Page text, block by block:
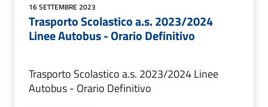
16 SETTEMBRE 2023
Trasporto Scolastico a.s. 2023/2024
Linee Autobus - Orario Definitivo
Trasporto Scolastico a.s. 2023/2024 Linee
Autobus - Orario Definitivo